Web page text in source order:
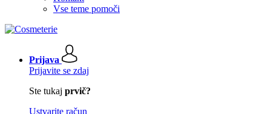
Vse teme pomoči
Prijava
Prijavite se zdaj
Ste tukaj prvič?
Ustvarite račun